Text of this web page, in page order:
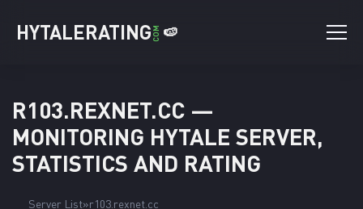
HYTALERATINGCOM 🍉
R103.REXNET.CC —
MONITORING HYTALE SERVER,
STATISTICS AND RATING
Server List r103.rexnet.cc